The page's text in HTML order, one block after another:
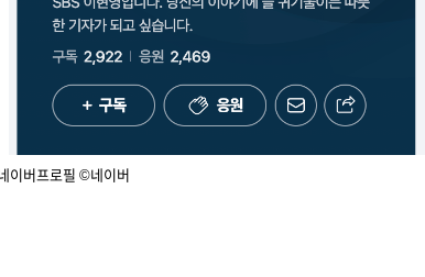
이버프로필 ©네이버